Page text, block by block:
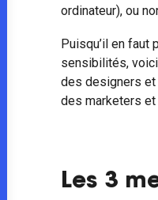
ordinateur), ou
Puisqu’il en faut
sensibilités,
des designers
des marketers et
Les 3